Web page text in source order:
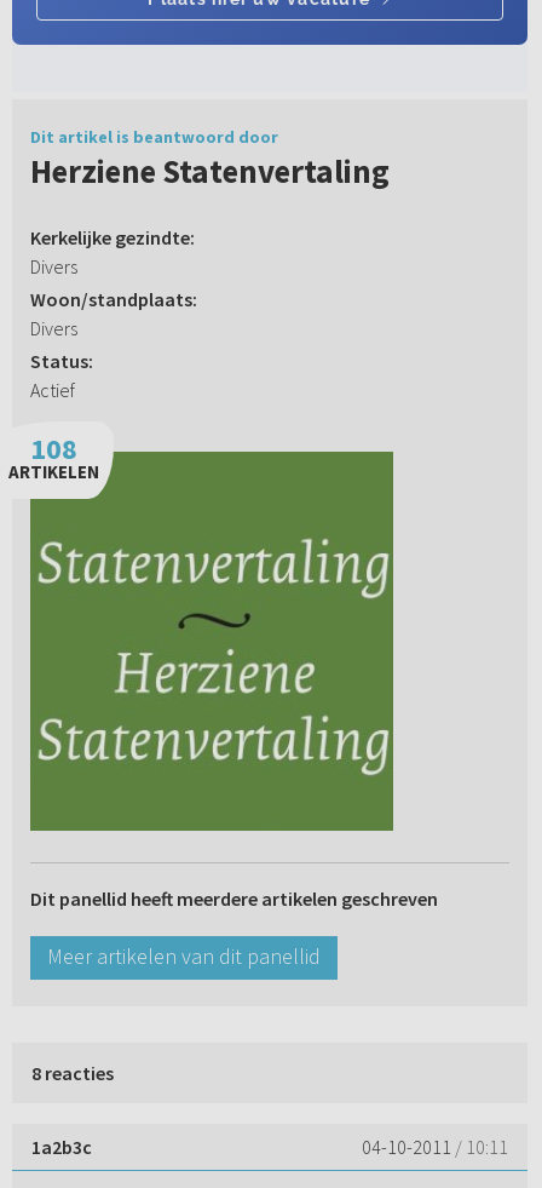
Dit artikel is beantwoord door
Herziene Statenvertaling
Kerkelijke gezindte:
Divers
Woon/standplaats:
Divers
Status:
Actief
108
ARTIKELEN
Dit panellid heeft meerdere artikelen geschreven
Meer artikelen van dit panellid
8 reacties
1a2b3c 04-10-2011 / 10:11